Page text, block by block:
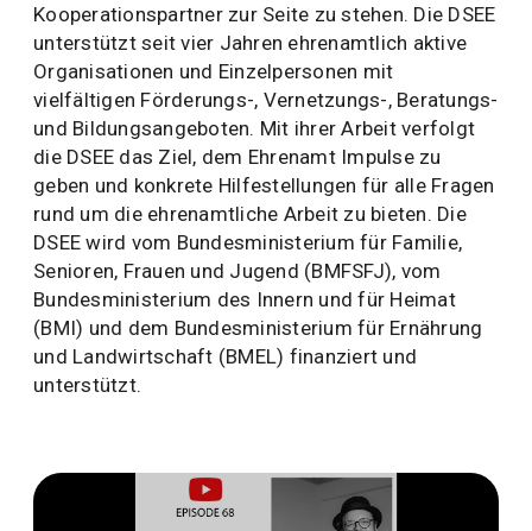
Kooperationspartner zur Seite zu stehen. Die DSEE
unterstützt seit vier Jahren ehrenamtlich aktive
Organisationen und Einzelpersonen mit
vielfältigen Förderungs-, Vernetzungs-, Beratungs-
und Bildungsangeboten. Mit ihrer Arbeit verfolgt
die DSEE das Ziel, dem Ehrenamt Impulse zu
geben und konkrete Hilfestellungen für alle Fragen
rund um die ehrenamtliche Arbeit zu bieten. Die
DSEE wird vom Bundesministerium für Familie,
Senioren, Frauen und Jugend (BMFSFJ), vom
Bundesministerium des Innern und für Heimat
(BMI) und dem Bundesministerium für Ernährung
und Landwirtschaft (BMEL) finanziert und
unterstützt.